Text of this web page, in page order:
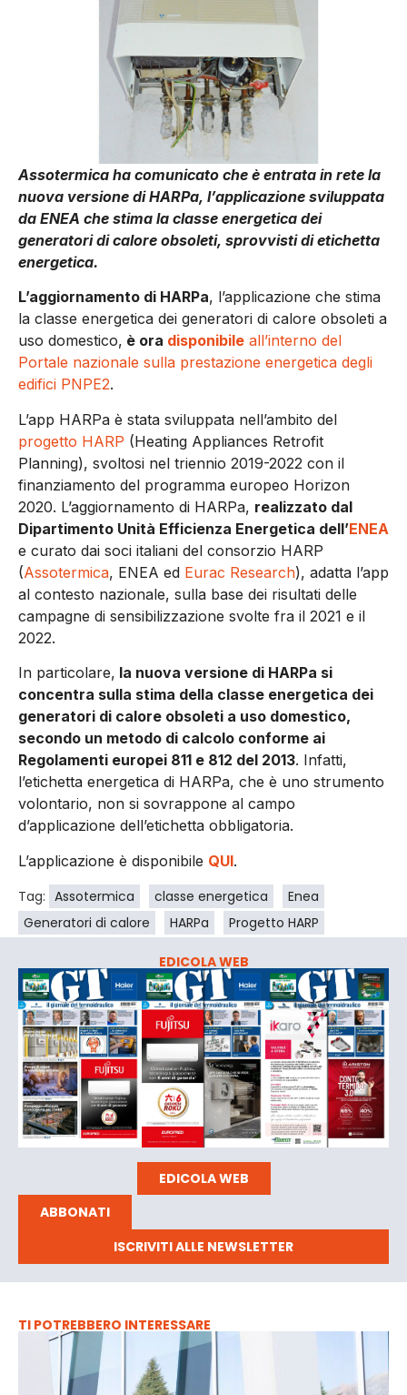
Assotermica ha comunicato che è entrata in rete la
nuova versione di HARPa, l’applicazione sviluppata
da ENEA che stima la classe energetica dei
generatori di calore obsoleti, sprovvisti di etichetta
energetica.
L’aggiornamento di HARPa, l’applicazione che stima
la classe energetica dei generatori di calore obsoleti a
uso domestico, è ora disponibile all’interno del
Portale nazionale sulla prestazione energetica degli
edifici PNPE2.
L’app HARPa è stata sviluppata nell’ambito del
progetto HARP (Heating Appliances Retrofit
Planning), svoltosi nel triennio 2019-2022 con il
finanziamento del programma europeo Horizon
2020. L’aggiornamento di HARPa, realizzato dal
Dipartimento Unità Efficienza Energetica dell’ENEA
e curato dai soci italiani del consorzio HARP
(Assotermica, ENEA ed Eurac Research), adatta l’app
al contesto nazionale, sulla base dei risultati delle
campagne di sensibilizzazione svolte fra il 2021 e il
2022.
In particolare, la nuova versione di HARPa si
concentra sulla stima della classe energetica dei
generatori di calore obsoleti a uso domestico,
secondo un metodo di calcolo conforme ai
Regolamenti europei 811 e 812 del 2013. Infatti,
l’etichetta energetica di HARPa, che è uno strumento
volontario, non si sovrappone al campo
d’applicazione dell’etichetta obbligatoria.
L’applicazione è disponibile QUI.
Tag: Assotermica classe energetica
Enea
Generatori di calore
HARPa Progetto HARP
EDICOLA WEB
EDICOLA WEB
ABBONATI
ISCRIVITI ALLE NEWSLETTER
TI POTREBBERO INTERESSARE